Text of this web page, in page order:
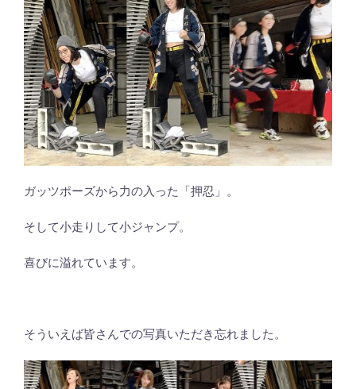
ガッツポーズから力の入った「押忍」。
そして小走りして小ジャンプ。
喜びに溢れています。
そういえば皆さんでの写真いただき忘れました。